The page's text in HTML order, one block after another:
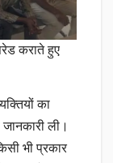
कराते हुए
का
ली।
भी प्रकार